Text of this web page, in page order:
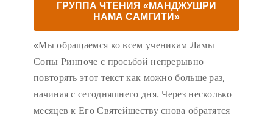
ГРУППА ЧТЕНИЯ «МАНДЖУШРИ
НАМА САМГИТИ»
«Мы обращаемся ко всем ученикам Ламы
Сопы Ринпоче с просьбой непрерывно
повторять этот текст как можно больше раз,
начиная с сегодняшнего дня. Через несколько
месяцев к Его Святейшеству снова обратятся